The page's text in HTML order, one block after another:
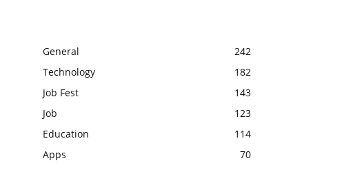
General
242
Technology
182
Job Fest
143
Job
123
Education
114
Apps
70